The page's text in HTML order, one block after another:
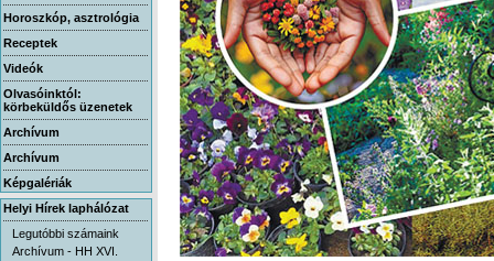
Horoszkóp, asztrológia
Receptek
Videók
Olvasóinktól:
körbeküldős üzenetek
Archívum
Archívum
Képgalériák
Helyi Hírek laphálózat
Legutóbbi számaink
Archívum - HH XVI.